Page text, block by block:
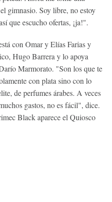
gimnasio. Soy libre, no estoy
que escucho ofertas, ¡ja!".
con Omar y Elías Farias y
Hugo Barrera y lo apoya
Marmorato. "Son los que te
con plata sino con lo
de perfumes árabes. A veces
gastos, no es fácil", dice.
Black aparece el Quiosco